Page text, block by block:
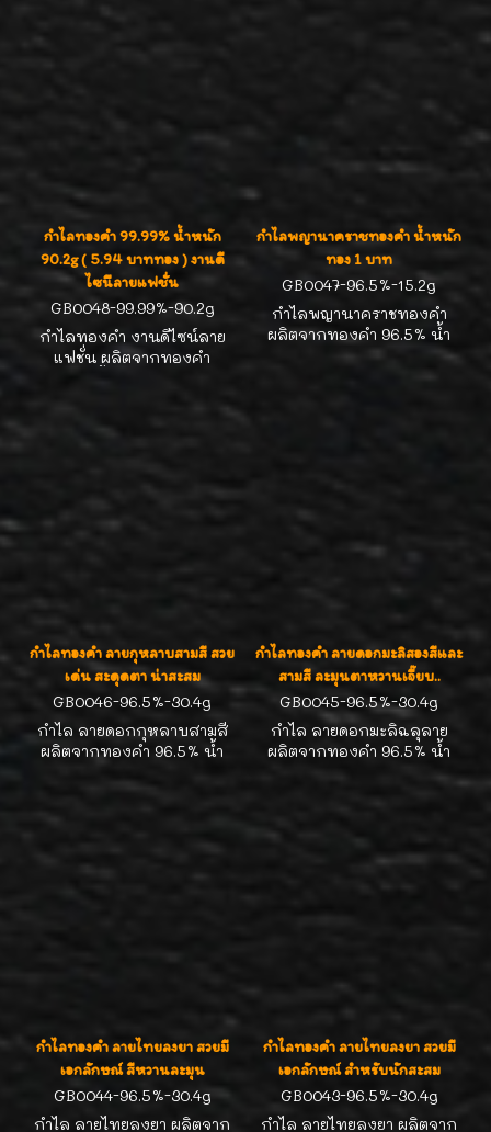
กำไลทองคำ 99.99% น้ำหนัก
90.2g ( 5.94 บาททอง ) งานดี
ไซนืลายแฟชั่น
GB0048-99.99%-90.2g
กำไลทองคำ งานดีไซน์ลาย
แฟชั่น ผลิตจากทองคำ
กำไลพญานาคราชทองคำ น้ำหนัก
ทอง 1 บาท
GB0047-96.5%-15.2g
กำไลพญานาคราชทองคำ
ผลิตจากทองคำ 96.5% น้ำ
หนักทอง 1 บาท สายมูต้องมี
สะสม งานทองสวยๆ น่าสะสม
กำไลทองคำ ลายกุหลาบสามสี สวย
เด่น สะดุดตา น่าสะสม
GB0046-96.5%-30.4g
กำไล ลายดอกกุหลาบสามสี
ผลิตจากทองคำ 96.5% น้ำ
กำไลทองคำ ลายดอกมะลิสองสีและ
สามสี ละมุนตาหวานเจี๊ยบ..
GB0045-96.5%-30.4g
กำไล ลายดอกมะลิฉลุลาย
ผลิตจากทองคำ 96.5% น้ำ
หนักทองสองบาท มีแบบสอง
สะสมค่ะ
กำไลทองคำ ลายไทยลงยา สวยมี
เอกลักษณ์ สีหวานละมุน
GB0044-96.5%-30.4g
กำไล ลายไทยลงยา ผลิตจาก
กำไลทองคำ ลายไทยลงยา สวยมี
เอกลักษณ์ สำหรับนักสะสม
GB0043-96.5%-30.4g
กำไล ลายไทยลงยา ผลิตจาก